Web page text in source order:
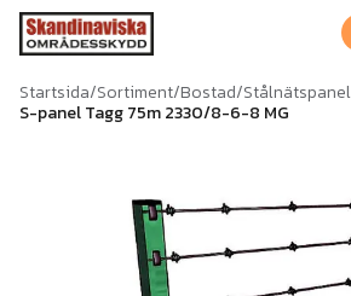
Startsida/Sortiment/Bostad/Stålnätspanel
S-panel Tagg 75m 2330/8-6-8 MG